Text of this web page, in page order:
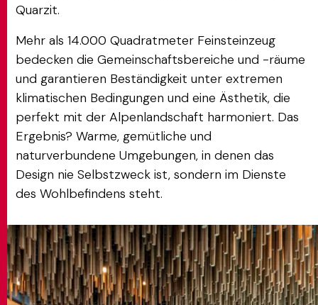
Quarzit.
Mehr als 14.000 Quadratmeter Feinsteinzeug
bedecken die Gemeinschaftsbereiche und -räume
und garantieren Beständigkeit unter extremen
klimatischen Bedingungen und eine Ästhetik, die
perfekt mit der Alpenlandschaft harmoniert. Das
Ergebnis? Warme, gemütliche und
naturverbundene Umgebungen, in denen das
Design nie Selbstzweck ist, sondern im Dienste
des Wohlbefindens steht.